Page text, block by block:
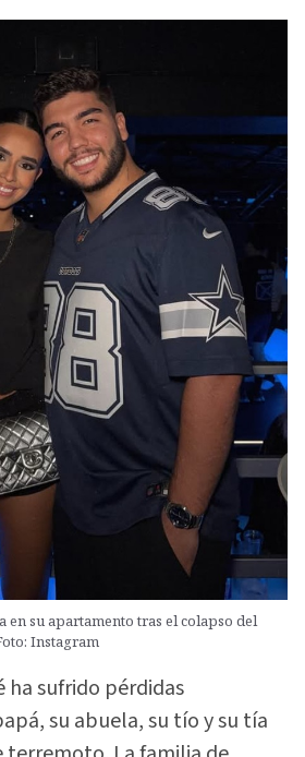
en su apartamento tras el colapso del
Instagram
ha sufrido pérdidas
su abuela, su tío y su tía